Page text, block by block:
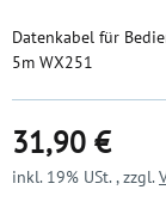
Datenkabel für
5m WX251
31,90 €
inkl. 19% USt. , zzgl.